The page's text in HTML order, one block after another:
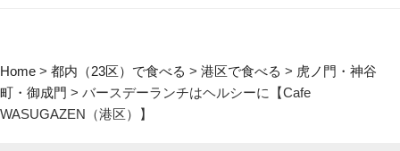
プ
Home > 都内（23区）で食べる > 港区で食べる > 虎ノ門・神谷
町・御成門 > バースデーランチはヘルシーに【Cafe
WASUGAZEN（港区）】